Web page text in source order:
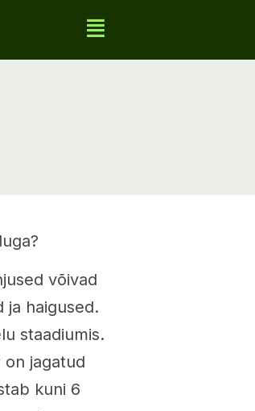
võivad
ja haigused.
staadiumis.
on jagatud
kuni 6